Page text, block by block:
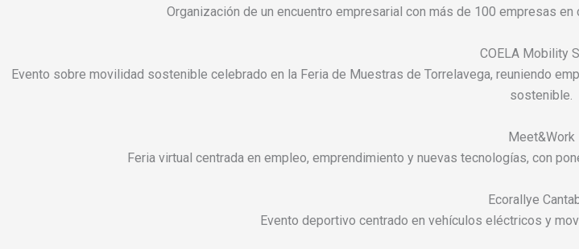
Organización de un encuentro empresarial con más de 100 empresas en
COELA Mobility
Evento sobre movilidad sostenible celebrado en la Feria de Muestras de Torrelavega, reuniendo
sostenible.
Meet&Work
Feria virtual centrada en empleo, emprendimiento y nuevas tecnologías, con
Ecorallye
Evento deportivo centrado en vehículos eléctricos y